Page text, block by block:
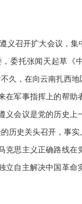
召开扩大会议，集
委托张闻天起草《
久，在向云南扎西
在军事指挥上的帮
义会议是党的历史
历史关头召开，事
克思主义正确路线
立自主解决中国革